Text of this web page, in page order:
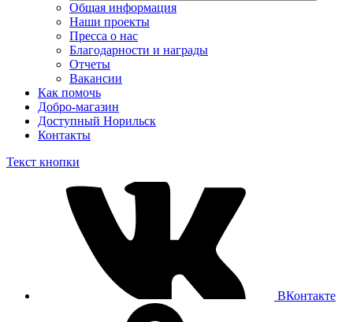
Общая информация
Наши проекты
Пресса о нас
Благодарности и награды
Отчеты
Вакансии
Как помочь
Добро-магазин
Доступный Норильск
Контакты
Текст кнопки
ВКонтакте